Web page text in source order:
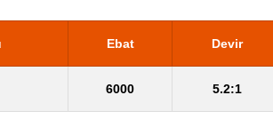
Ebat Devir
6000 5.2:1